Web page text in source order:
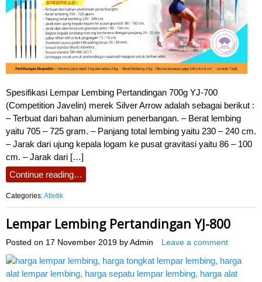
Spesifikasi Lempar Lembing Pertandingan 700g YJ-700
(Competition Javelin) merek Silver Arrow adalah sebagai berikut :
– Terbuat dari bahan aluminium penerbangan. – Berat lembing
yaitu 705 – 725 gram. – Panjang total lembing yaitu 230 – 240 cm.
– Jarak dari ujung kepala logam ke pusat gravitasi yaitu 86 – 100
cm. – Jarak dari […]
Continue reading…
Categories:Atletik
Lempar Lembing Pertandingan YJ-800
Posted on 17 November 2019 by Admin Leave a comment